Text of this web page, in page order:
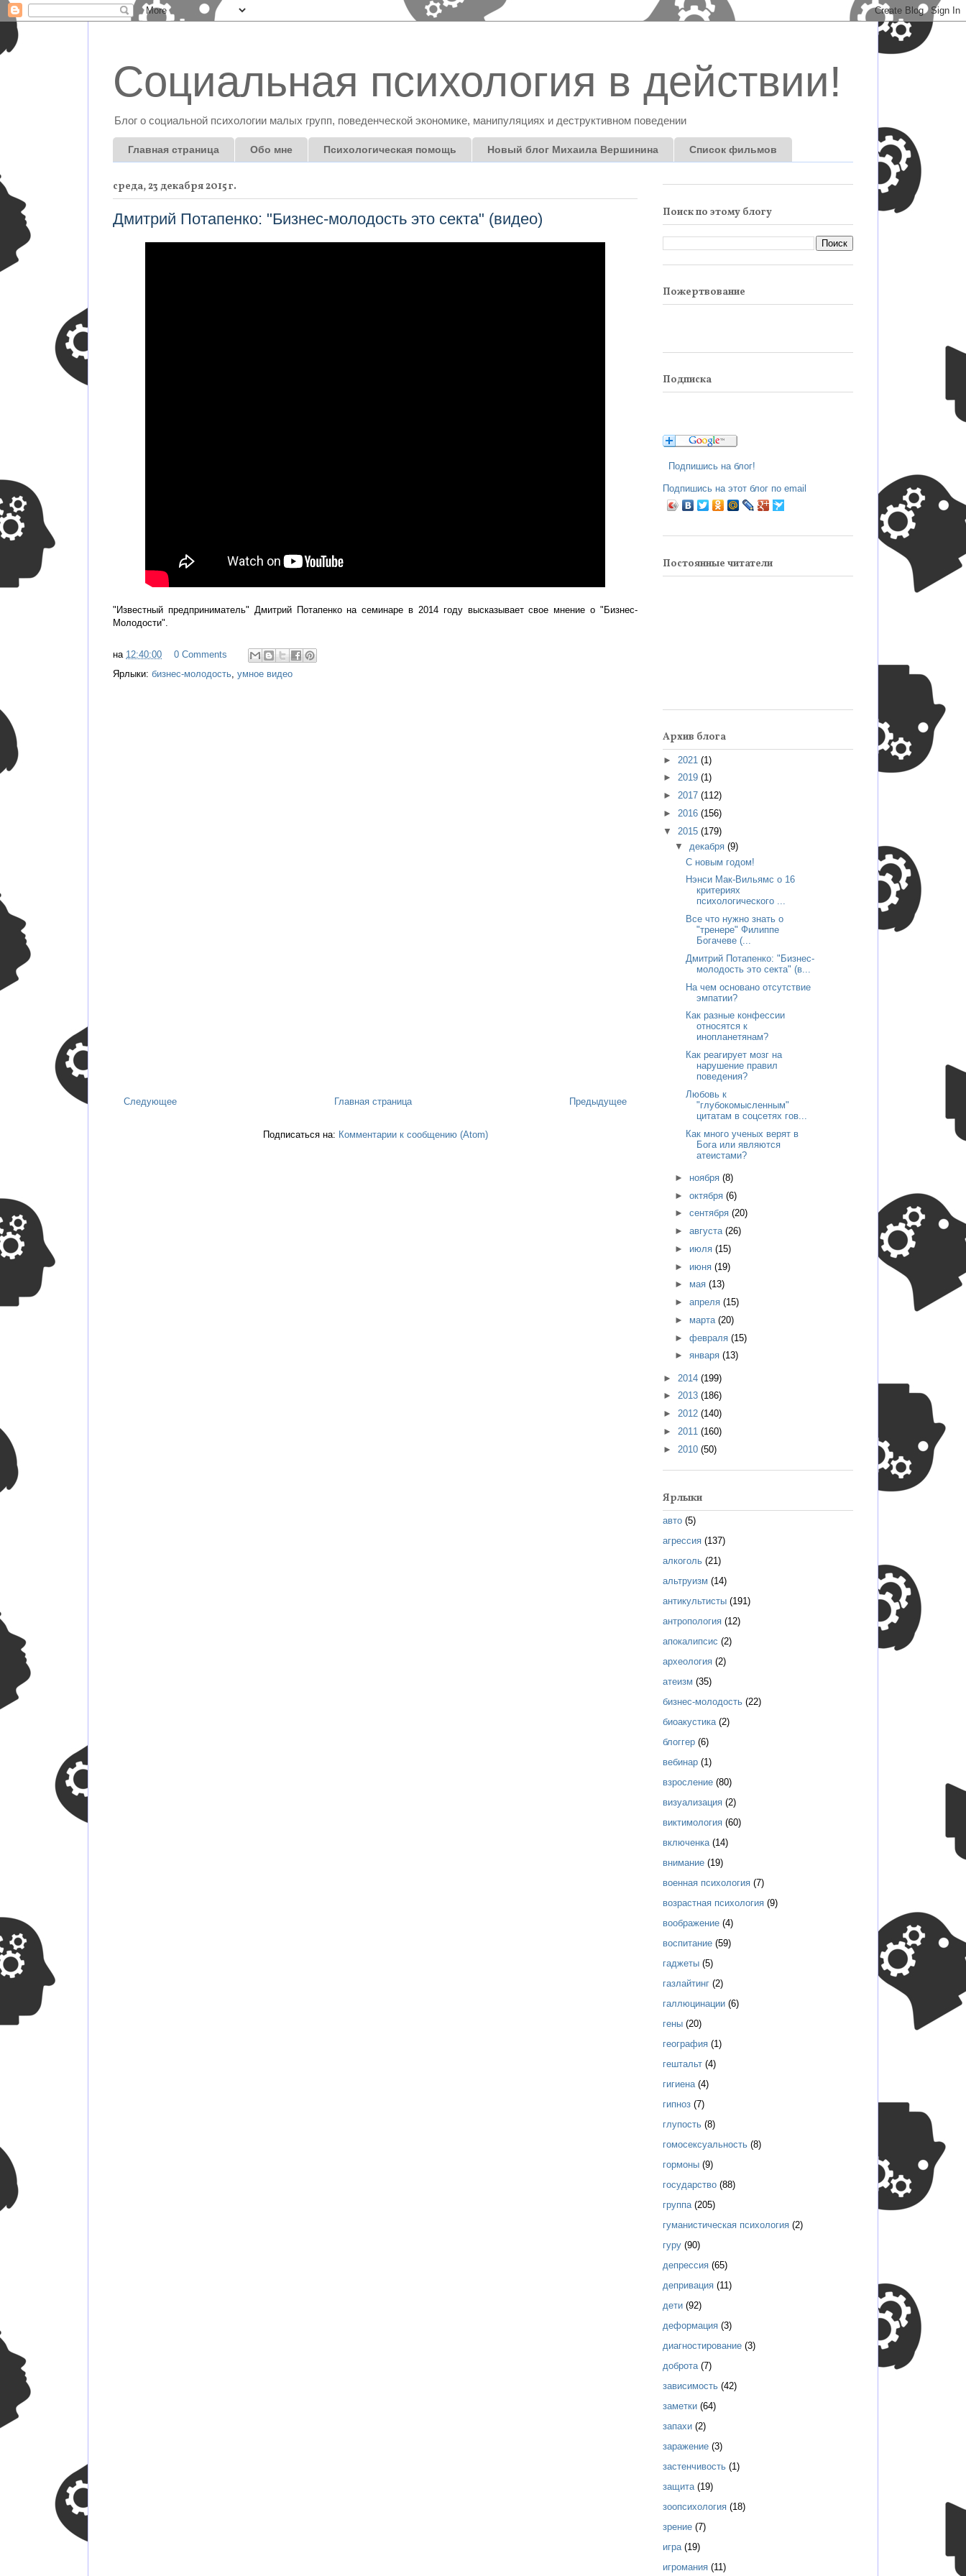
Социальная психология в действии!
Блог о социальной психологии малых групп, поведенческой экономике, манипуляциях и деструктивном поведении
Главная страница Обо мне Психологическая помощь Новый блог Михаила Вершинина Список фильмов
среда, 23 декабря 2015 г.
Дмитрий Потапенко: "Бизнес-молодость это секта" (видео)
"Известный предприниматель" Дмитрий Потапенко на семинаре в 2014 году высказывает свое мнение о "Бизнес-
Молодости".
на 12:40:00
0 Comments
Ярлыки: бизнес-молодость, умное видео
Следующее Предыдущее
Главная страница
Подписаться на: Комментарии к сообщению (Atom)
Поиск по этому блогу
Пожертвование
Подписка
Подпишись на блог!
Подпишись на этот блог по email
Постоянные читатели
Архив блога
► 2021 (1)
► 2019 (1)
► 2017 (112)
► 2016 (156)
▼ 2015 (179)
▼ декабря (9)
С новым годом!
Нэнси Мак-Вильямс о 16
критериях
психологического ...
Все что нужно знать о
"тренере" Филиппе
Богачеве (...
Дмитрий Потапенко: "Бизнес-
молодость это секта" (в...
На чем основано отсутствие
эмпатии?
Как разные конфессии
относятся к
инопланетянам?
Как реагирует мозг на
нарушение правил
поведения?
Любовь к
"глубокомысленным"
цитатам в соцсетях гов...
Как много ученых верят в
Бога или являются
атеистами?
► ноября (8)
► октября (6)
► сентября (20)
► августа (26)
► июля (15)
► июня (19)
► мая (13)
► апреля (15)
► марта (20)
► февраля (15)
► января (13)
► 2014 (199)
► 2013 (186)
► 2012 (140)
► 2011 (160)
► 2010 (50)
Ярлыки
авто (5)
агрессия (137)
алкоголь (21)
альтруизм (14)
антикультисты (191)
антропология (12)
апокалипсис (2)
археология (2)
атеизм (35)
бизнес-молодость (22)
биоакустика (2)
блоггер (6)
вебинар (1)
взросление (80)
визуализация (2)
виктимология (60)
включенка (14)
внимание (19)
военная психология (7)
возрастная психология (9)
воображение (4)
воспитание (59)
гаджеты (5)
газлайтинг (2)
галлюцинации (6)
гены (20)
география (1)
гештальт (4)
гигиена (4)
гипноз (7)
глупость (8)
гомосексуальность (8)
гормоны (9)
государство (88)
группа (205)
гуманистическая психология (2)
гуру (90)
депрессия (65)
депривация (11)
дети (92)
деформация (3)
диагностирование (3)
доброта (7)
зависимость (42)
заметки (64)
запахи (2)
заражение (3)
застенчивость (1)
защита (19)
зоопсихология (18)
зрение (7)
игра (19)
игромания (11)